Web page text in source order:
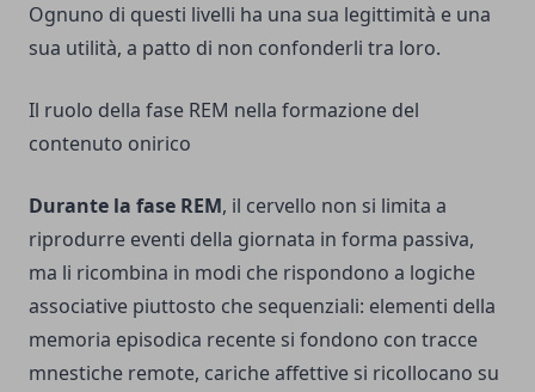
Ognuno di questi livelli ha una sua legittimità e una
sua utilità, a patto di non confonderli tra loro.
Il ruolo della fase REM nella formazione del
contenuto onirico
Durante la fase REM, il cervello non si limita a
riprodurre eventi della giornata in forma passiva,
ma li ricombina in modi che rispondono a logiche
associative piuttosto che sequenziali: elementi della
memoria episodica recente si fondono con tracce
mnestiche remote, cariche affettive si ricollocano su